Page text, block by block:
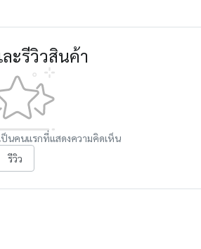
ะรีวิวสินค้า
ป็นคนแรกที่แสดงความคิดเห็น
รีวิว